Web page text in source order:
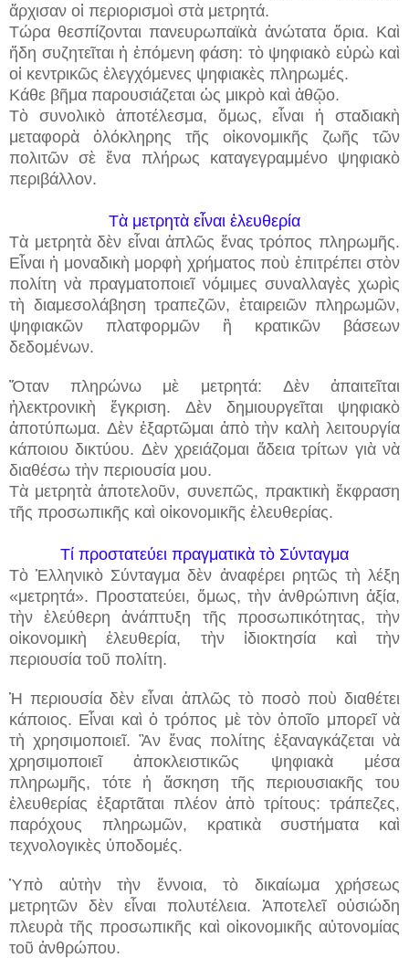
ἄρχισαν οἱ περιορισμοὶ στὰ μετρητά.
Τώρα θεσπίζονται πανευρωπαϊκὰ ἀνώτατα ὅρια. Καὶ
ἤδη συζητεῖται ἡ ἐπόμενη φάση: τὸ ψηφιακὸ εὐρὼ καὶ
οἱ κεντρικῶς ἐλεγχόμενες ψηφιακὲς πληρωμές.
Κάθε βῆμα παρουσιάζεται ὡς μικρὸ καὶ ἀθῷο.
Τὸ συνολικὸ ἀποτέλεσμα, ὅμως, εἶναι ἡ σταδιακὴ
μεταφορὰ ὁλόκληρης τῆς οἰκονομικῆς ζωῆς τῶν
πολιτῶν σὲ ἕνα πλήρως καταγεγραμμένο ψηφιακὸ
περιβάλλον.
Τὰ μετρητὰ εἶναι ἐλευθερία
Τὰ μετρητὰ δὲν εἶναι ἁπλῶς ἕνας τρόπος πληρωμῆς.
Εἶναι ἡ μοναδικὴ μορφὴ χρήματος ποὺ ἐπιτρέπει στὸν
πολίτη νὰ πραγματοποιεῖ νόμιμες συναλλαγὲς χωρὶς
τὴ διαμεσολάβηση τραπεζῶν, ἐταιρειῶν πληρωμῶν,
ψηφιακῶν πλατφορμῶν ἢ κρατικῶν βάσεων
δεδομένων.
Ὅταν πληρώνω μὲ μετρητά: Δὲν ἀπαιτεῖται
ἠλεκτρονικὴ ἔγκριση. Δὲν δημιουργεῖται ψηφιακὸ
ἀποτύπωμα. Δὲν ἐξαρτῶμαι ἀπὸ τὴν καλὴ λειτουργία
κάποιου δικτύου. Δὲν χρειάζομαι ἄδεια τρίτων γιὰ νὰ
διαθέσω τὴν περιουσία μου.
Τὰ μετρητὰ ἀποτελοῦν, συνεπῶς, πρακτικὴ ἔκφραση
τῆς προσωπικῆς καὶ οἰκονομικῆς ἐλευθερίας.
Τί προστατεύει πραγματικὰ τὸ Σύνταγμα
Τὸ Ἑλληνικὸ Σύνταγμα δὲν ἀναφέρει ρητῶς τὴ λέξη
«μετρητά». Προστατεύει, ὅμως, τὴν ἀνθρώπινη ἀξία,
τὴν ἐλεύθερη ἀνάπτυξη τῆς προσωπικότητας, τὴν
οἰκονομικὴ ἐλευθερία, τὴν ἰδιοκτησία καὶ τὴν
περιουσία τοῦ πολίτη.
Ἡ περιουσία δὲν εἶναι ἁπλῶς τὸ ποσὸ ποὺ διαθέτει
κάποιος. Εἶναι καὶ ὁ τρόπος μὲ τὸν ὁποῖο μπορεῖ νὰ
τὴ χρησιμοποιεῖ. Ἂν ἕνας πολίτης ἐξαναγκάζεται νὰ
χρησιμοποιεῖ ἀποκλειστικῶς ψηφιακὰ μέσα
πληρωμῆς, τότε ἡ ἄσκηση τῆς περιουσιακῆς του
ἐλευθερίας ἐξαρτᾶται πλέον ἀπὸ τρίτους: τράπεζες,
παρόχους πληρωμῶν, κρατικὰ συστήματα καὶ
τεχνολογικὲς ὑποδομές.
Ὑπὸ αὐτὴν τὴν ἔννοια, τὸ δικαίωμα χρήσεως
μετρητῶν δὲν εἶναι πολυτέλεια. Ἀποτελεῖ οὐσιώδη
πλευρὰ τῆς προσωπικῆς καὶ οἰκονομικῆς αὐτονομίας
τοῦ ἀνθρώπου.